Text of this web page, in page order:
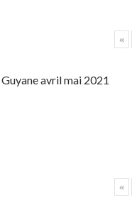
«
Guyane avril mai 2021
«